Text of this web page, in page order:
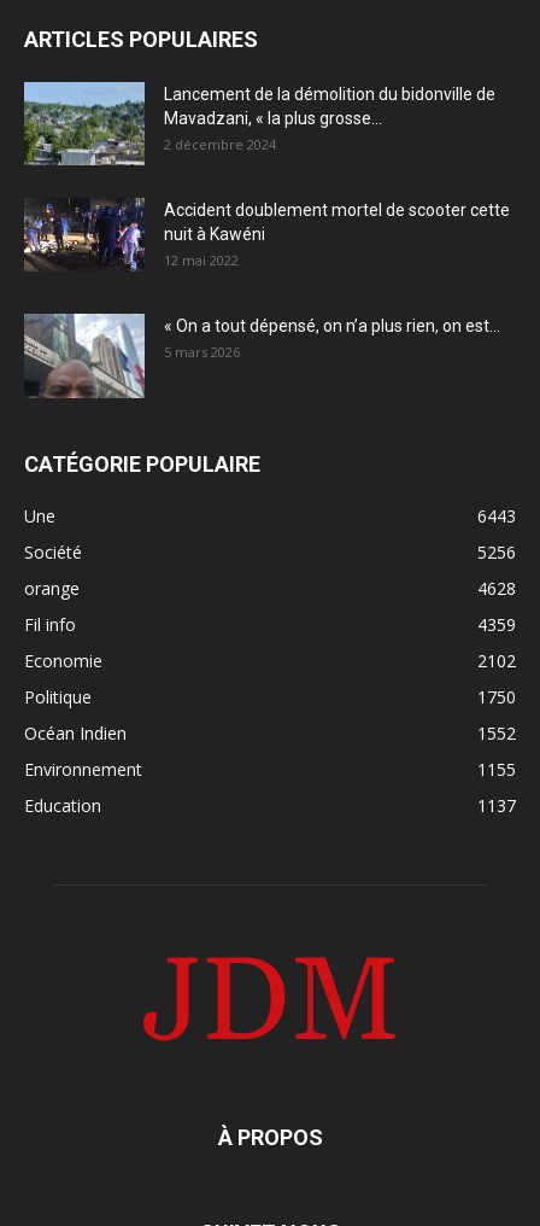
ARTICLES POPULAIRES
Lancement de la démolition du bidonville de
Mavadzani, « la plus grosse...
2 décembre 2024
Accident doublement mortel de scooter cette
nuit à Kawéni
12 mai 2022
« On a tout dépensé, on n’a plus rien, on est...
5 mars 2026
CATÉGORIE POPULAIRE
Une
6443
Société
5256
orange
4628
Fil info
4359
Economie
2102
Politique
1750
Océan Indien
1552
Environnement
1155
Education
1137
À PROPOS